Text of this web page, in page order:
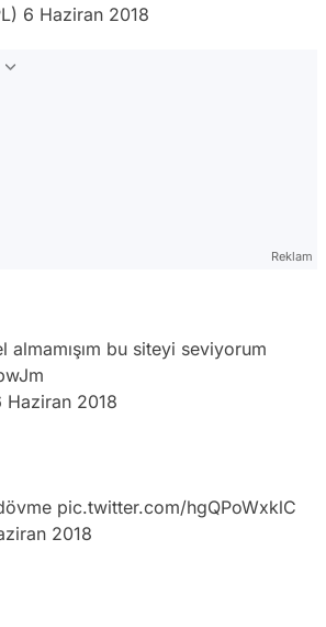
6 Haziran 2018
Reklam
bu siteyi seviyorum
Haziran 2018
pic.twitter.com/hgQPoWxklC
2018